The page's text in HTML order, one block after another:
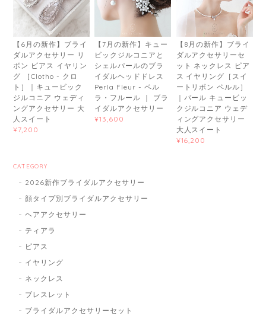
【6月の新作】ブライ
ダルアクセサリー リ
ボン ピアス イヤリン
グ ［Clotho - クロ
ト］｜キュービック
ジルコニア ウェディ
ングアクセサリー 大
人スイート
¥7,200
【7月の新作】キュー
ビックジルコニアと
シェルパールのブラ
イダルヘッドドレス
Perla Fleur - ペル
ラ・フルール ｜ ブラ
イダルアクセサリー
¥13,600
【8月の新作】ブライ
ダルアクセサリーセ
ット ネックレス ピア
ス イヤリング［スイ
ートリボン ペルル］
｜パール キュービッ
クジルコニア ウェデ
ィングアクセサリー
大人スイート
¥16,200
CATEGORY
2026新作ブライダルアクセサリー
顔タイプ別ブライダルアクセサリー
ヘアアクセサリー
ティアラ
ピアス
イヤリング
ネックレス
ブレスレット
ブライダルアクセサリーセット